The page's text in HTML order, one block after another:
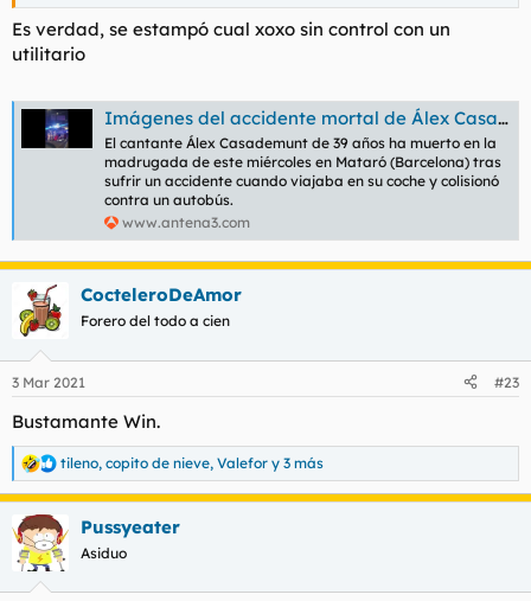
Es verdad, se estampó cual xoxo sin control con un
utilitario
Imágenes del accidente mortal de Álex Casademunt: Investigan quién invadió el carril contrario
El cantante Álex Casademunt de 39 años ha muerto en la
madrugada de este miércoles en Mataró (Barcelona) tras
sufrir un accidente cuando viajaba en su coche y colisionó
contra un autobús.
www.antena3.com
CocteleroDeAmor
Forero del todo a cien
3 Mar 2021 #23
Bustamante Win.
R
e
a
c
c
i
tileno, copito de nieve, Valefor y 3 más
Pussyeater
Asiduo